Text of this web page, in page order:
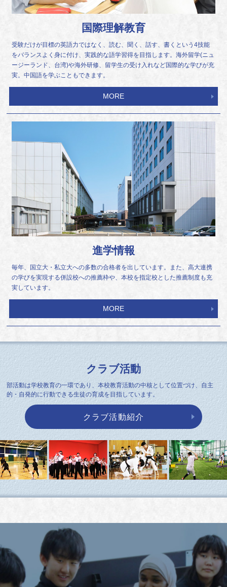
国際理解教育
受験だけが目標の英語力ではなく、読む、聞く、話す、書くという4技能
をバランスよく身に付け、実践的な語学習得を目指します。海外留学(ニュ
ージーランド、台湾)や海外研修、留学生の受け入れなど国際的な学びが充
実。中国語を学ぶこともできます。
MORE
進学情報
毎年、国立大・私立大への多数の合格者を出しています。また、高大連携
の学びを実現する併設校への推薦枠や、本校を指定校とした推薦制度も充
実しています。
MORE
クラブ活動
部活動は学校教育の一環であり、本校教育活動の中核として位置づけ、自主
的・自発的に行動できる生徒の育成を目指しています。
クラブ活動紹介